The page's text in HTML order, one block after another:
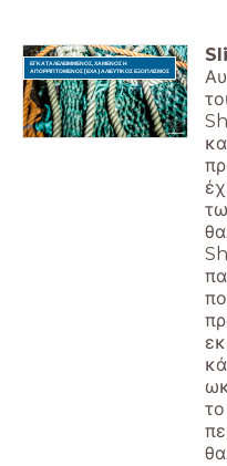
ΕΓΚΑΤΑΛΕΛΕΙΜΜΕΝΟΣ, ΧΑΜΕΝΟΣ Η
ΑΠΟΡΡΙΠΤΟΜΕΝΟΣ (ΕΧΑ) ΑΛΙΕΥΤΙΚΟΣ ΕΞΟΠΛΙΣΜΟΣ